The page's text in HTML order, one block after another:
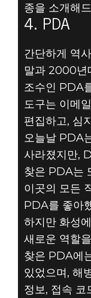
최고
아
PDA
종을 소개해
4. PDA
간단하게 역
말과 2000년
조수인 PDA
도구는 이메
편집하고, 심
오늘날 PDA
사라졌지만,
찾은 PDA는
이곳의 모든
PDA를 좋아
하지만 화성
새로운 역할
찾은 PDA에
있었으며, 해
정보, 접속 코